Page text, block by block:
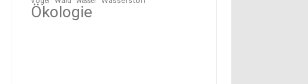
Ökologie